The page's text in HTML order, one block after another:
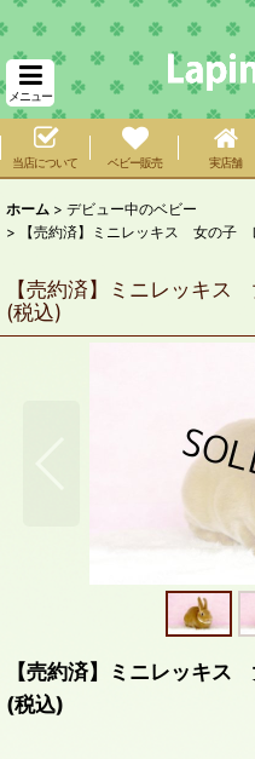
メニュー
当店について ベビー販売 実店舗
ホーム > デビュー中のベビー
>
【売約済】ミニレッキス 女の
【売約済】ミニレッキ
(税込)
【売約済】ミニレッキ
(税込)